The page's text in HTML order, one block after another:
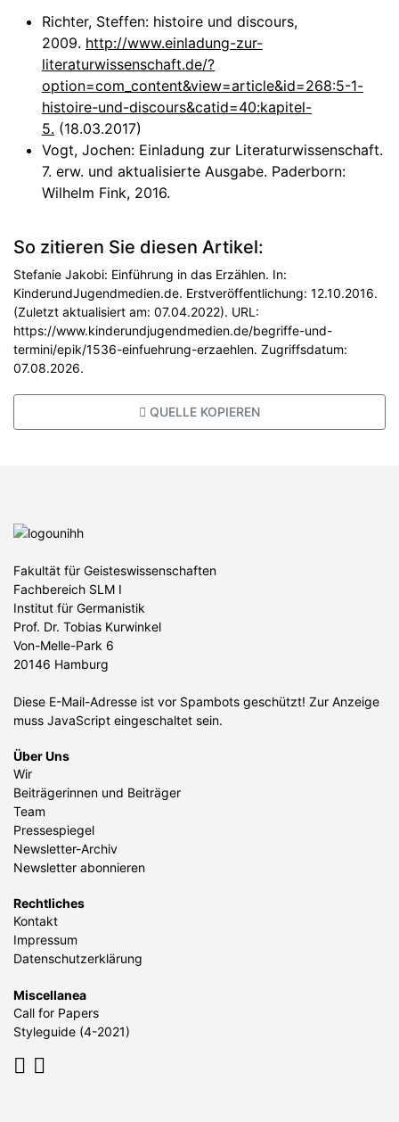
Richter, Steffen: histoire und discours,
2009. http://www.einladung-zur-
literaturwissenschaft.de/?
option=com_content&view=article&id=268:5-1-
histoire-und-discours&catid=40:kapitel-
5. (18.03.2017)
Vogt, Jochen: Einladung zur Literaturwissenschaft.
7. erw. und aktualisierte Ausgabe. Paderborn:
Wilhelm Fink, 2016.
So zitieren Sie diesen Artikel:
Stefanie Jakobi: Einführung in das Erzählen. In:
KinderundJugendmedien.de. Erstveröffentlichung: 12.10.2016.
(Zuletzt aktualisiert am: 07.04.2022). URL:
https://www.kinderundjugendmedien.de/begriffe-und-
termini/epik/1536-einfuehrung-erzaehlen. Zugriffsdatum:
07.08.2026.
QUELLE KOPIEREN
Fakultät für Geisteswissenschaften
Fachbereich SLM I
Institut für Germanistik
Prof. Dr. Tobias Kurwinkel
Von-Melle-Park 6
20146 Hamburg
Diese E-Mail-Adresse ist vor Spambots geschützt! Zur Anzeige
muss JavaScript eingeschaltet sein.
Über Uns
Wir
Beiträgerinnen und Beiträger
Team
Pressespiegel
Newsletter-Archiv
Newsletter abonnieren
Rechtliches
Kontakt
Impressum
Datenschutzerklärung
Miscellanea
Call for Papers
Styleguide (4-2021)